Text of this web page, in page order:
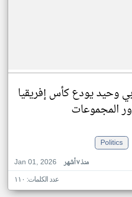
وحيد يودع كأس إفريقيا
Politics
Jan 01, 2026
منذ ٧ أشهر
عدد الكلمات: ١١٠